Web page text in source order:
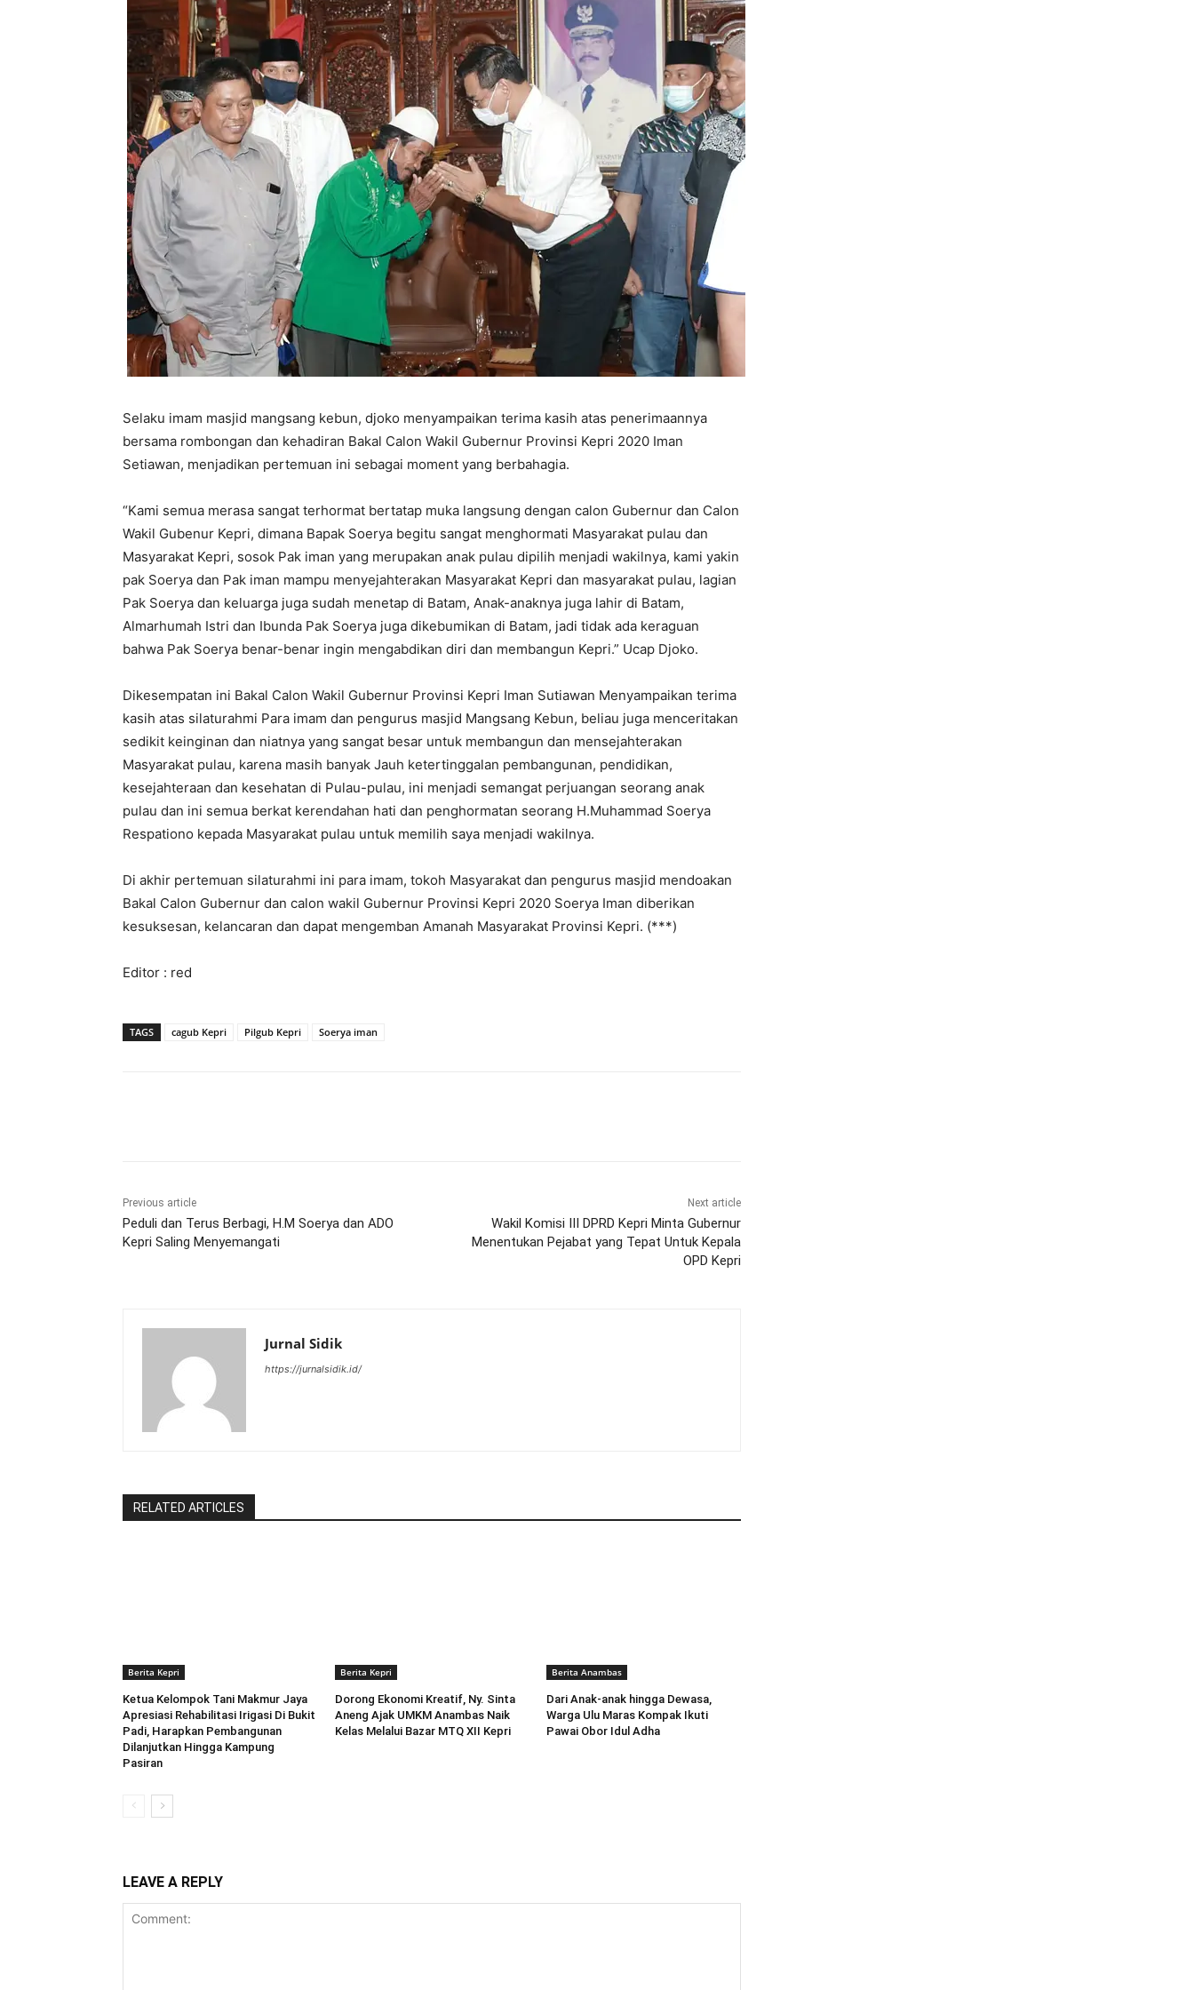
Selaku imam masjid mangsang kebun, djoko menyampaikan terima kasih atas penerimaannya
bersama rombongan dan kehadiran Bakal Calon Wakil Gubernur Provinsi Kepri 2020 Iman
Setiawan, menjadikan pertemuan ini sebagai moment yang berbahagia.
“Kami semua merasa sangat terhormat bertatap muka langsung dengan calon Gubernur dan Calon
Wakil Gubenur Kepri, dimana Bapak Soerya begitu sangat menghormati Masyarakat pulau dan
Masyarakat Kepri, sosok Pak iman yang merupakan anak pulau dipilih menjadi wakilnya, kami yakin
pak Soerya dan Pak iman mampu menyejahterakan Masyarakat Kepri dan masyarakat pulau, lagian
Pak Soerya dan keluarga juga sudah menetap di Batam, Anak-anaknya juga lahir di Batam,
Almarhumah Istri dan Ibunda Pak Soerya juga dikebumikan di Batam, jadi tidak ada keraguan
bahwa Pak Soerya benar-benar ingin mengabdikan diri dan membangun Kepri.” Ucap Djoko.
Dikesempatan ini Bakal Calon Wakil Gubernur Provinsi Kepri Iman Sutiawan Menyampaikan terima
kasih atas silaturahmi Para imam dan pengurus masjid Mangsang Kebun, beliau juga menceritakan
sedikit keinginan dan niatnya yang sangat besar untuk membangun dan mensejahterakan
Masyarakat pulau, karena masih banyak Jauh ketertinggalan pembangunan, pendidikan,
kesejahteraan dan kesehatan di Pulau-pulau, ini menjadi semangat perjuangan seorang anak
pulau dan ini semua berkat kerendahan hati dan penghormatan seorang H.Muhammad Soerya
Respationo kepada Masyarakat pulau untuk memilih saya menjadi wakilnya.
Di akhir pertemuan silaturahmi ini para imam, tokoh Masyarakat dan pengurus masjid mendoakan
Bakal Calon Gubernur dan calon wakil Gubernur Provinsi Kepri 2020 Soerya Iman diberikan
kesuksesan, kelancaran dan dapat mengemban Amanah Masyarakat Provinsi Kepri. (***)
Editor : red
TAGS cagub Kepri Pilgub Kepri Soerya iman
Previous article
Peduli dan Terus Berbagi, H.M Soerya dan ADO
Kepri Saling Menyemangati
Next article
Wakil Komisi III DPRD Kepri Minta Gubernur
Menentukan Pejabat yang Tepat Untuk Kepala
OPD Kepri
Jurnal Sidik
https://jurnalsidik.id/
RELATED ARTICLES
Berita Kepri
Ketua Kelompok Tani Makmur Jaya
Apresiasi Rehabilitasi Irigasi Di Bukit
Padi, Harapkan Pembangunan
Dilanjutkan Hingga Kampung
Pasiran ‎
Berita Kepri
Dorong Ekonomi Kreatif, Ny. Sinta
Aneng ‎Ajak UMKM Anambas Naik
Kelas Melalui Bazar MTQ XII Kepri
Berita Anambas
Dari Anak-anak hingga Dewasa,
Warga Ulu Maras Kompak Ikuti
Pawai Obor Idul Adha
LEAVE A REPLY